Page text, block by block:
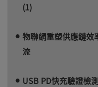
(1)
物聯網重塑供應鏈
流
USB PD快充驗證